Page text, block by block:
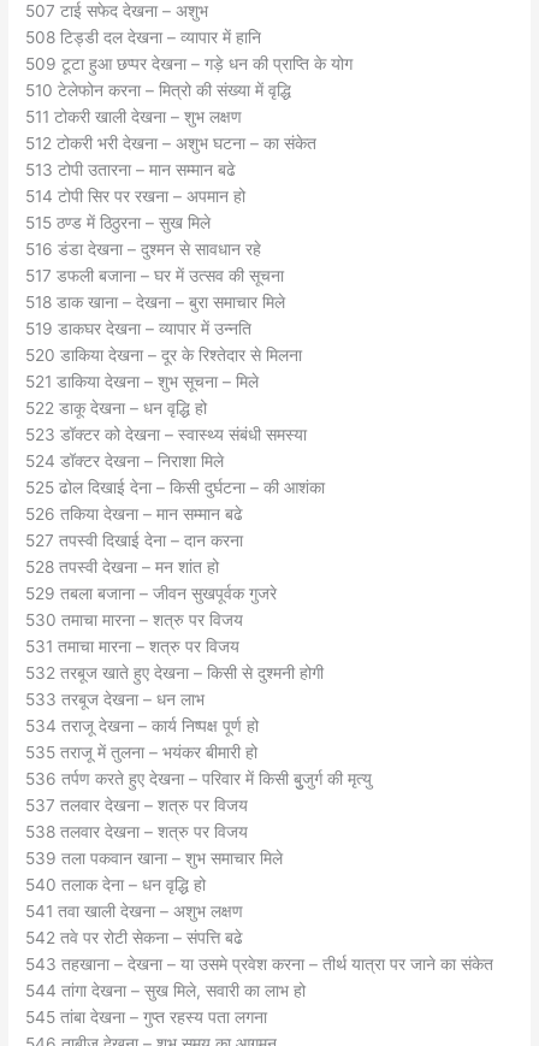
507 टाई सफेद देखना – अशुभ
508 टिड्डी दल देखना – व्यापार में हानि
509 टूटा हुआ छप्पर देखना – गड़े धन की प्राप्ति के योग
510 टेलेफोन करना – मित्रो की संख्या में वृद्धि
511 टोकरी खाली देखना – शुभ लक्षण
512 टोकरी भरी देखना – अशुभ घटना – का संकेत
513 टोपी उतारना – मान सम्मान बढे
514 टोपी सिर पर रखना – अपमान हो
515 ठण्ड में ठिठुरना – सुख मिले
516 डंडा देखना – दुश्मन से सावधान रहे
517 डफली बजाना – घर में उत्सव की सूचना
518 डाक खाना – देखना – बुरा समाचार मिले
519 डाकघर देखना – व्यापार में उन्नति
520 डाकिया देखना – दूर के रिश्तेदार से मिलना
521 डाकिया देखना – शुभ सूचना – मिले
522 डाकू देखना – धन वृद्धि हो
523 डॉक्टर को देखना – स्वास्थ्य संबंधी समस्या
524 डॉक्टर देखना – निराशा मिले
525 ढोल दिखाई देना – किसी दुर्घटना – की आशंका
526 तकिया देखना – मान सम्मान बढे
527 तपस्वी दिखाई देना – दान करना
528 तपस्वी देखना – मन शांत हो
529 तबला बजाना – जीवन सुखपूर्वक गुजरे
530 तमाचा मारना – शत्रु पर विजय
531 तमाचा मारना – शत्रु पर विजय
532 तरबूज खाते हुए देखना – किसी से दुश्मनी होगी
533 तरबूज देखना – धन लाभ
534 तराजू देखना – कार्य निष्पक्ष पूर्ण हो
535 तराजू में तुलना – भयंकर बीमारी हो
536 तर्पण करते हुए देखना – परिवार में किसी बुुजुर्ग की मृत्यु
537 तलवार देखना – शत्रु पर विजय
538 तलवार देखना – शत्रु पर विजय
539 तला पकवान खाना – शुभ समाचार मिले
540 तलाक देना – धन वृद्धि हो
541 तवा खाली देखना – अशुभ लक्षण
542 तवे पर रोटी सेकना – संपत्ति बढे
543 तहखाना – देखना – या उसमे प्रवेश करना – तीर्थ यात्रा पर जाने का संकेत
544 तांगा देखना – सुख मिले, सवारी का लाभ हो
545 तांबा देखना – गुप्त रहस्य पता लगना